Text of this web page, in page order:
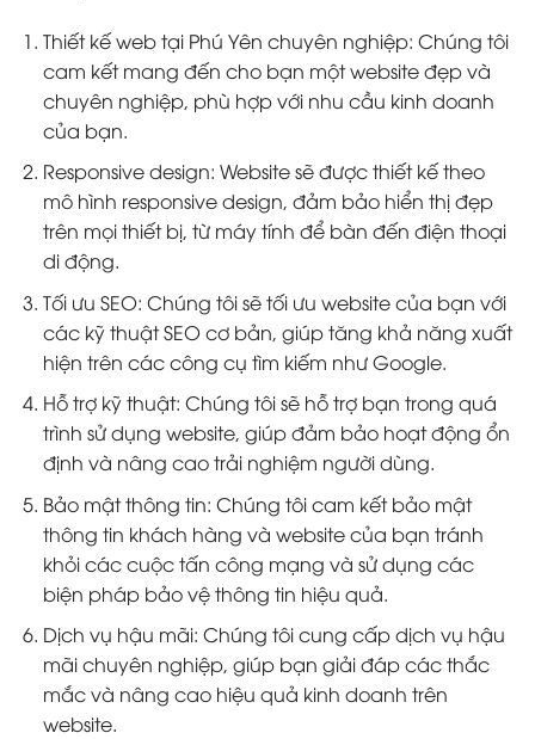
Thiết kế web tại Phú Yên chuyên nghiệp: Chúng tôi
cam kết mang đến cho bạn một website đẹp và
chuyên nghiệp, phù hợp với nhu cầu kinh doanh
của bạn.
Responsive design: Website sẽ được thiết kế theo
mô hình responsive design, đảm bảo hiển thị đẹp
trên mọi thiết bị, từ máy tính để bàn đến điện thoại
di động.
Tối ưu SEO: Chúng tôi sẽ tối ưu website của bạn với
các kỹ thuật SEO cơ bản, giúp tăng khả năng xuất
hiện trên các công cụ tìm kiếm như Google.
Hỗ trợ kỹ thuật: Chúng tôi sẽ hỗ trợ bạn trong quá
trình sử dụng website, giúp đảm bảo hoạt động ổn
định và nâng cao trải nghiệm người dùng.
Bảo mật thông tin: Chúng tôi cam kết bảo mật
thông tin khách hàng và website của bạn tránh
khỏi các cuộc tấn công mạng và sử dụng các
biện pháp bảo vệ thông tin hiệu quả.
Dịch vụ hậu mãi: Chúng tôi cung cấp dịch vụ hậu
mãi chuyên nghiệp, giúp bạn giải đáp các thắc
mắc và nâng cao hiệu quả kinh doanh trên
website.